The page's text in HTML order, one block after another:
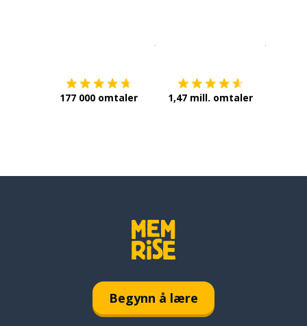
177 000 omtaler 1,47 mill. omtaler
Begynn å lære